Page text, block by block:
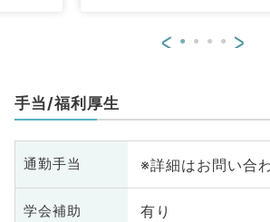
< >
手当/福利厚生
通勤手当 ※詳細はお問い合
学会補助 有り